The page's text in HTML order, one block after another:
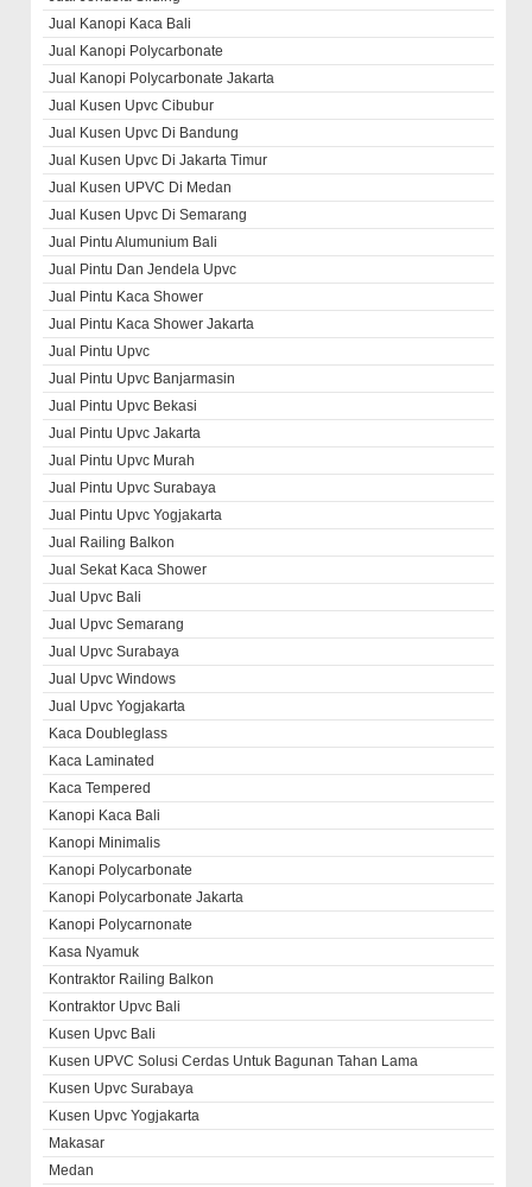
Jual Kanopi Kaca Bali
Jual Kanopi Polycarbonate
Jual Kanopi Polycarbonate Jakarta
Jual Kusen Upvc Cibubur
Jual Kusen Upvc Di Bandung
Jual Kusen Upvc Di Jakarta Timur
Jual Kusen UPVC Di Medan
Jual Kusen Upvc Di Semarang
Jual Pintu Alumunium Bali
Jual Pintu Dan Jendela Upvc
Jual Pintu Kaca Shower
Jual Pintu Kaca Shower Jakarta
Jual Pintu Upvc
Jual Pintu Upvc Banjarmasin
Jual Pintu Upvc Bekasi
Jual Pintu Upvc Jakarta
Jual Pintu Upvc Murah
Jual Pintu Upvc Surabaya
Jual Pintu Upvc Yogjakarta
Jual Railing Balkon
Jual Sekat Kaca Shower
Jual Upvc Bali
Jual Upvc Semarang
Jual Upvc Surabaya
Jual Upvc Windows
Jual Upvc Yogjakarta
Kaca Doubleglass
Kaca Laminated
Kaca Tempered
Kanopi Kaca Bali
Kanopi Minimalis
Kanopi Polycarbonate
Kanopi Polycarbonate Jakarta
Kanopi Polycarnonate
Kasa Nyamuk
Kontraktor Railing Balkon
Kontraktor Upvc Bali
Kusen Upvc Bali
Kusen UPVC Solusi Cerdas Untuk Bagunan Tahan Lama
Kusen Upvc Surabaya
Kusen Upvc Yogjakarta
Makasar
Medan